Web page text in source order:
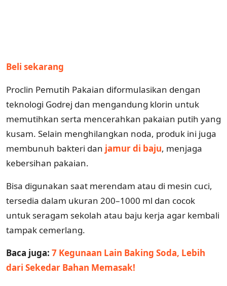
Beli sekarang
Proclin Pemutih Pakaian diformulasikan dengan
teknologi Godrej dan mengandung klorin untuk
memutihkan serta mencerahkan pakaian putih yang
kusam. Selain menghilangkan noda, produk ini juga
membunuh bakteri dan jamur di baju, menjaga
kebersihan pakaian.
Bisa digunakan saat merendam atau di mesin cuci,
tersedia dalam ukuran 200–1000 ml dan cocok
untuk seragam sekolah atau baju kerja agar kembali
tampak cemerlang.
Baca juga: 7 Kegunaan Lain Baking Soda, Lebih
dari Sekedar Bahan Memasak!